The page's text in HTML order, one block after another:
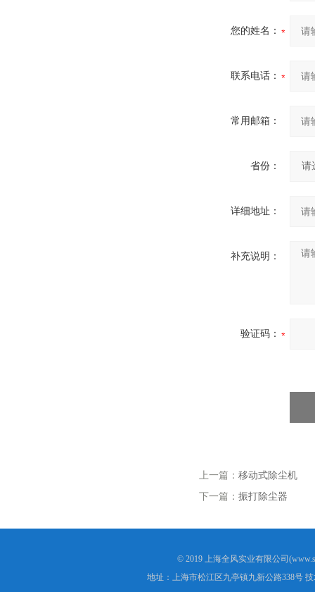
您的姓名：
联系电话：
常用邮箱：
省份：
详细地址：
补充说明：
验证码：
上一篇： 移动式除尘机
下一篇： 振打除尘器
© 2019 上海全风实业有限公司
地址：上海市松江区九亭镇九新公路338号